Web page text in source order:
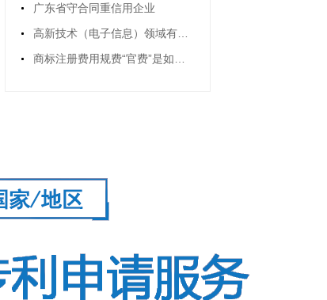
广东省守合同重信用企业
高新技术（电子信息）领域有哪些？(高新技术企业电子信息行业)
商标注册费用规费“官费”是如何规定的？